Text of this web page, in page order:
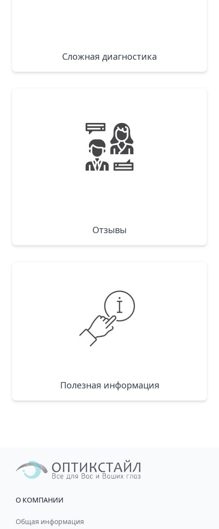
Сложная диагностика
Отзывы
Полезная информация
О КОМПАНИИ
Общая информация